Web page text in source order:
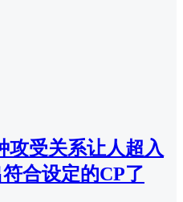
攻受关系让人超入
合设定的CP了